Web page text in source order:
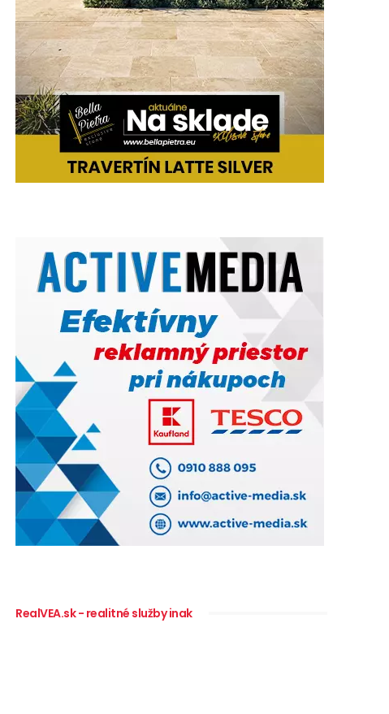
RealVEA.sk - realitné služby inak